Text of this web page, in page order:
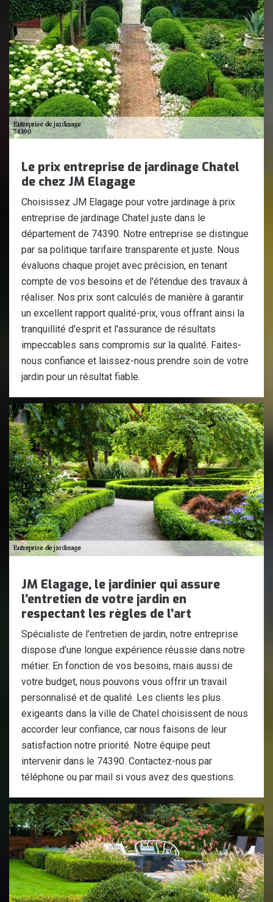
Le prix entreprise de jardinage Chatel
de chez JM Elagage
Choisissez JM Elagage pour votre jardinage à prix
entreprise de jardinage Chatel juste dans le
département de 74390. Notre entreprise se distingue
par sa politique tarifaire transparente et juste. Nous
évaluons chaque projet avec précision, en tenant
compte de vos besoins et de l'étendue des travaux à
réaliser. Nos prix sont calculés de manière à garantir
un excellent rapport qualité-prix, vous offrant ainsi la
tranquillité d'esprit et l'assurance de résultats
impeccables sans compromis sur la qualité. Faites-
nous confiance et laissez-nous prendre soin de votre
jardin pour un résultat fiable.
JM Elagage, le jardinier qui assure
l’entretien de votre jardin en
respectant les règles de l’art
Spécialiste de l’entretien de jardin, notre entreprise
dispose d’une longue expérience réussie dans notre
métier. En fonction de vos besoins, mais aussi de
votre budget, nous pouvons vous offrir un travail
personnalisé et de qualité. Les clients les plus
exigeants dans la ville de Chatel choisissent de nous
accorder leur confiance, car nous faisons de leur
satisfaction notre priorité. Notre équipe peut
intervenir dans le 74390. Contactez-nous par
téléphone ou par mail si vous avez des questions.